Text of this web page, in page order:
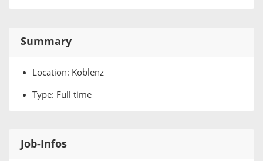
Summary
Location: Koblenz
Type: Full time
Job-Infos